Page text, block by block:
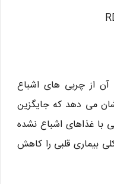
آن از چربی های اشباع
می دهد که جایگزین
با غذاهای اشباع نشده
بیماری قلبی را کاهش